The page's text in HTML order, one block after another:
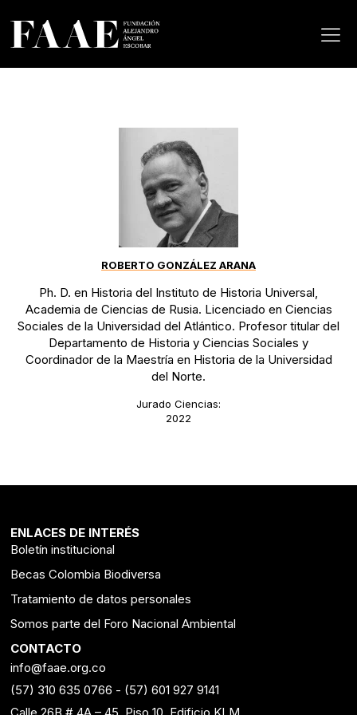
ROBERTO GONZÁLEZ ARANA
Ph. D. en Historia del Instituto de Historia Universal,
Academia de Ciencias de Rusia. Licenciado en Ciencias
Sociales de la Universidad del Atlántico. Profesor titular del
Departamento de Historia y Ciencias Sociales y
Coordinador de la Maestría en Historia de la Universidad
del Norte.
Jurado Ciencias:
2022
ENLACES DE INTERÉS
Boletín institucional
Becas Colombia Biodiversa
Tratamiento de datos personales
Somos parte del Foro Nacional Ambiental
CONTACTO
info@faae.org.co
(57) 310 635 0766 - (57) 601 927 9141